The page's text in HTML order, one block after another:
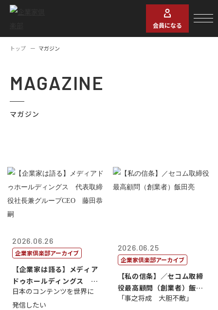
会員になる
トップ マガジン
MAGAZINE
マガジン
2026.06.26
企業家倶楽部アーカイブ
【企業家は語る】メディア
ドゥホールディングス 代
表取締役社長...
日本のコンテンツを世界に
発信したい
2026.06.25
企業家倶楽部アーカイブ
【私の信条】／セコム取締
役最高顧問（創業者）飯田
亮
「事之将成 大胆不敵」